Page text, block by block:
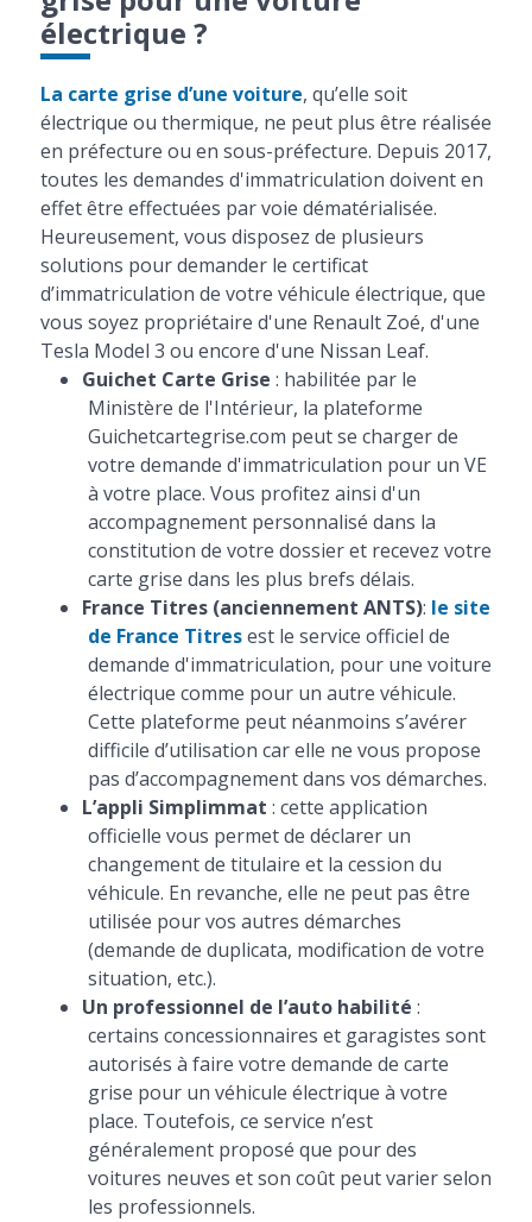
électrique ?
La carte grise d’une voiture, qu’elle soit
électrique ou thermique, ne peut plus être réalisée
en préfecture ou en sous-préfecture. Depuis 2017,
toutes les demandes d'immatriculation doivent en
effet être effectuées par voie dématérialisée.
Heureusement, vous disposez de plusieurs
solutions pour demander le certificat
d’immatriculation de votre véhicule électrique, que
vous soyez propriétaire d'une Renault Zoé, d'une
Tesla Model 3 ou encore d'une Nissan Leaf.
Guichet Carte Grise : habilitée par le
Ministère de l'Intérieur, la plateforme
Guichetcartegrise.com peut se charger de
votre demande d'immatriculation pour un VE
à votre place. Vous profitez ainsi d'un
accompagnement personnalisé dans la
constitution de votre dossier et recevez votre
carte grise dans les plus brefs délais.
France Titres (anciennement ANTS): le site
de France Titresest le service officiel de
demande d'immatriculation, pour une voiture
électrique comme pour un autre véhicule.
Cette plateforme peut néanmoins s’avérer
difficile d’utilisation car elle ne vous propose
pas d’accompagnement dans vos démarches.
L’appli Simplimmat : cette application
officielle vous permet de déclarer un
changement de titulaire et la cession du
véhicule. En revanche, elle ne peut pas être
utilisée pour vos autres démarches
(demande de duplicata, modification de votre
situation, etc.).
Un professionnel de l’auto habilité :
certains concessionnaires et garagistes sont
autorisés à faire votre demande de carte
grise pour un véhicule électrique à votre
place. Toutefois, ce service n’est
généralement proposé que pour des
voitures neuves et son coût peut varier selon
les professionnels.